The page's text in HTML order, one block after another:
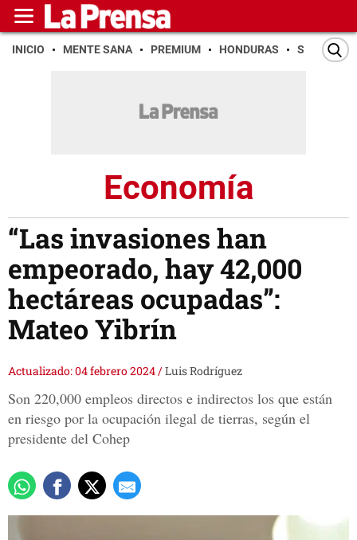
INICIO MENTE SANA PREMIUM HONDURAS SAN PEDRO
Economía
“Las invasiones han
empeorado, hay 42,000
hectáreas ocupadas”:
Mateo Yibrín
Actualizado: 04 febrero 2024/Luis Rodríguez
Son 220,000 empleos directos e indirectos los que están
en riesgo por la ocupación ilegal de tierras, según el
presidente del Cohep